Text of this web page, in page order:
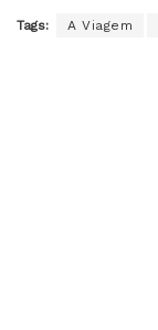
Tags: A Viagem